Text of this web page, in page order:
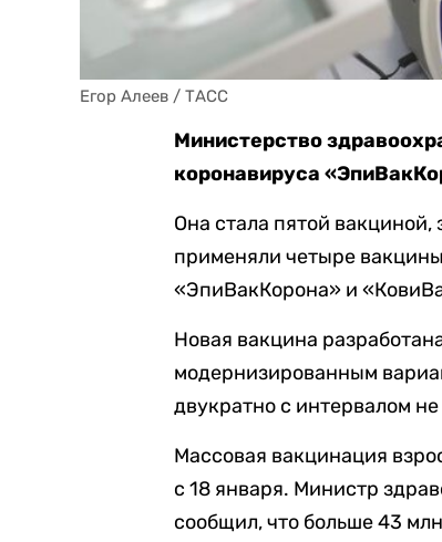
Егор Алеев / ТАСС
Министерство
коронавируса
Она стала пятой вакциной,
применяли четыре
«ЭпиВакКорона» и
Новая вакцина
модернизированным
двукратно с интервалом
Массовая вакцинация
с 18 января. Министр
сообщил, что больше 43